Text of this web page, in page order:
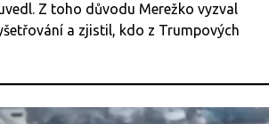
Z toho důvodu Merežko vyzval
a zjistil, kdo z Trumpových